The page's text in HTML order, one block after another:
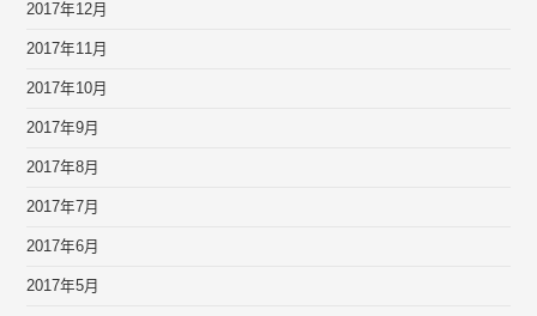
2017年12月
2017年11月
2017年10月
2017年9月
2017年8月
2017年7月
2017年6月
2017年5月